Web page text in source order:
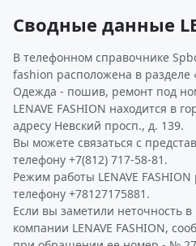
Сводные данные
В телефонном справочнике
fashion расположена в разделе
Одежда - пошив, ремонт под
LENAVE FASHION находится в
адресу Невский просп., д. 139.
Вы можете связаться с
телефону +7(812) 717-58-81.
Режим работы LENAVE
телефону +78127175881.
Если вы заметили неточность
компании LENAVE FASHION,